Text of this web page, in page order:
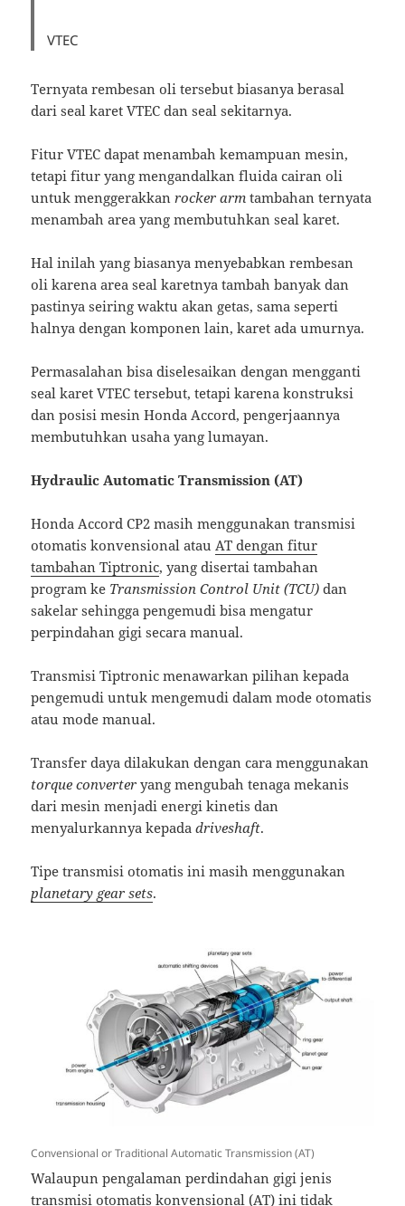
VTEC
Ternyata rembesan oli tersebut biasanya berasal
dari seal karet VTEC dan seal sekitarnya.
Fitur VTEC dapat menambah kemampuan mesin,
tetapi fitur yang mengandalkan fluida cairan oli
untuk menggerakkanrocker armtambahan ternyata
menambah area yang membutuhkan seal karet.
Hal inilah yang biasanya menyebabkan rembesan
oli karena area seal karetnya tambah banyak dan
pastinya seiring waktu akan getas, sama seperti
halnya dengan komponen lain, karet ada umurnya.
Permasalahan bisa diselesaikan dengan mengganti
seal karet VTEC tersebut, tetapi karena konstruksi
dan posisi mesin Honda Accord, pengerjaannya
membutuhkan usaha yang lumayan.
Hydraulic Automatic Transmission (AT)
Honda Accord CP2 masih menggunakan transmisi
otomatis konvensional atau AT dengan fitur
tambahan Tiptronic, yang disertai tambahan
program ke Transmission Control Unit (TCU) dan
sakelar sehingga pengemudi bisa mengatur
perpindahan gigi secara manual.
Transmisi Tiptronic menawarkan pilihan kepada
pengemudi untuk mengemudi dalam mode otomatis
atau mode manual.
Transfer daya dilakukan dengan cara menggunakan
torque converter yang mengubah tenaga mekanis
dari mesin menjadi energi kinetis dan
menyalurkannya kepadadriveshaft.
Tipe transmisi otomatis ini masih menggunakan
planetary gear sets.
Convensional or Traditional Automatic Transmission (AT)
Walaupun pengalaman perdindahan gigi jenis
transmisi otomatis konvensional (AT) ini tidak